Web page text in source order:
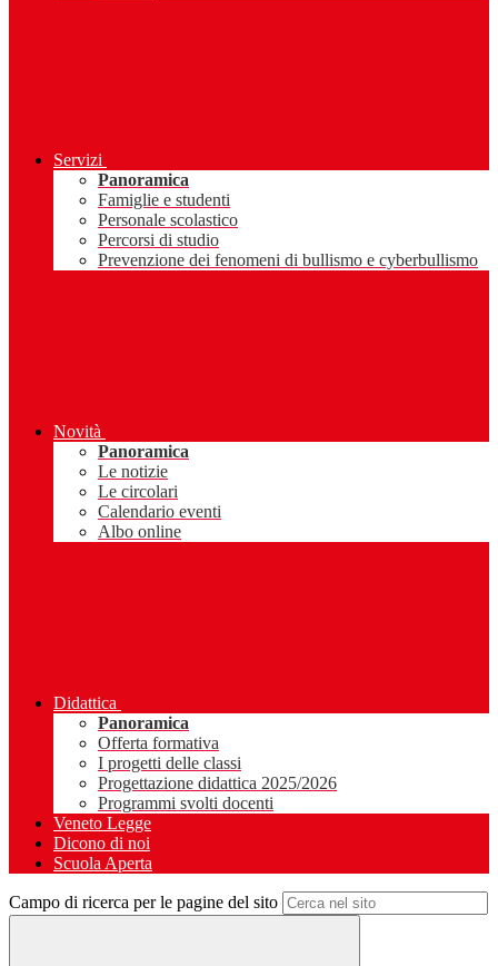
Servizi
Panoramica
Famiglie e studenti
Personale scolastico
Percorsi di studio
Prevenzione dei fenomeni di bullismo e cyberbullismo
Novità
Panoramica
Le notizie
Le circolari
Calendario eventi
Albo online
Didattica
Panoramica
Offerta formativa
I progetti delle classi
Progettazione didattica 2025/2026
Programmi svolti docenti
Veneto Legge
Dicono di noi
Scuola Aperta
Campo di ricerca per le pagine del sito